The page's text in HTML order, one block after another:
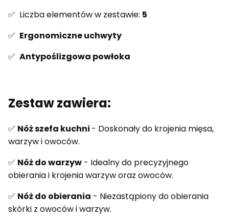
✅ Liczba elementów w zestawie: 5
✅ Ergonomiczne uchwyty
✅ Antypoślizgowa powłoka
Zestaw zawiera:
✅ Nóż szefa kuchni - Doskonały do krojenia mięsa,
warzyw i owoców.
✅ Nóż do warzyw - Idealny do precyzyjnego
obierania i krojenia warzyw oraz owoców.
✅ Nóż do obierania - Niezastąpiony do obierania
skórki z owoców i warzyw.